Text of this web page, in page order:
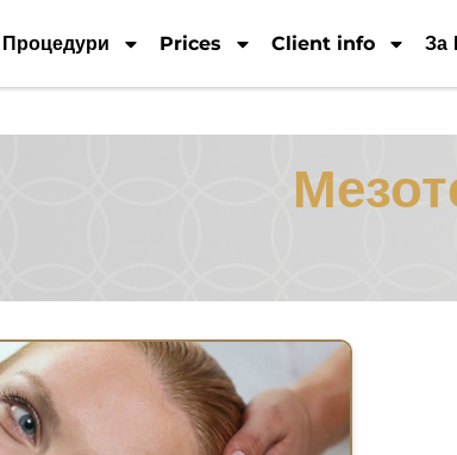
Процедури Prices Client info За